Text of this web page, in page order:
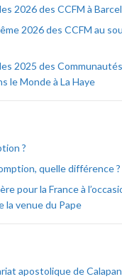
2026 des CCFM à
2026 des CCFM au
2025 des
le Monde à La Haye
?
quelle différence ?
pour la France à
la venue du Pape
apostolique de